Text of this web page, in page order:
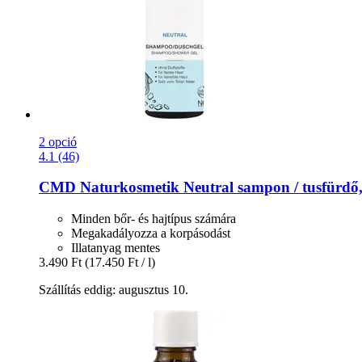
2 opció
4.1 (46)
CMD Naturkosmetik Neutral sampon /
Minden bőr- és hajtípus számára
Megakadályozza a korpásodást
Illatanyag mentes
3.490 Ft (17.450 Ft / l)
Szállítás eddig: augusztus 10.